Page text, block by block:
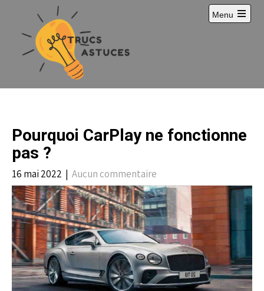
o
Menu
Pourquoi CarPlay ne fonctionne
pas ?
16 mai 2022 | Aucun commentaire